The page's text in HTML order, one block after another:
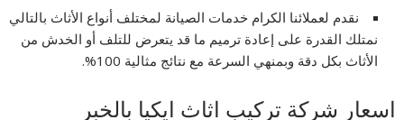
نقدم لعملائنا الكرام خدمات الصيانة لمختلف أنواع الأثاث بالتالي
نمتلك القدرة على إعادة ترميم ما قد يتعرض للتلف أو الخدش من
الأثاث بكل دقة وبمنهي السرعة مع نتائج مثالية 100%.
اسعار شركة تركيب اثاث ايكيا بالخبر